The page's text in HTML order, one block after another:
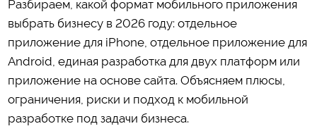
Разбираем, какой формат мобильного приложения
выбрать бизнесу в 2026 году: отдельное
приложение для iPhone, отдельное приложение для
Android, единая разработка для двух платформ или
приложение на основе сайта. Объясняем плюсы,
ограничения, риски и подход к мобильной
разработке под задачи бизнеса.